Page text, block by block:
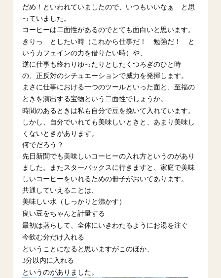
だめ！といわれていましたので、いつもいいなぁ と思
っていました。
コーヒーは二面性があるのでとても面白いと思います。
きりっ としたい時（これから仕事だ！ 勉強だ！ と
いうカフェインの力を借りたい時）や、
逆に仕事も終わりゆったりとしたくつろぎのひと時
の、正反対のシチュエーションで威力を発揮します。
まさに仕事における一つのツールといった面と、至福の
ときを演出する宝物という二面性でしょうか。
時間のあるときは私も自分で豆を挽いて入れています。
しかし、自分でいれても美味しいときと、あまり美味し
くないときがあります。
何でだろう？
先日新聞でも美味しいコーヒーの入れ方というのがあり
ました。またスターバックスに行きますと、家庭で美味
しいコーヒーをいれるための冊子がおいてあります。
共通していえることは、
美味しい水（しっかりと沸かす）
良い豆をちゃんと計量する
最初は蒸らして、全体にいきわたるようにお湯を注ぐ
今飲む分だけ入れる
ということになると思いますがこのほか、
3分以内に入れる
というのがありました。